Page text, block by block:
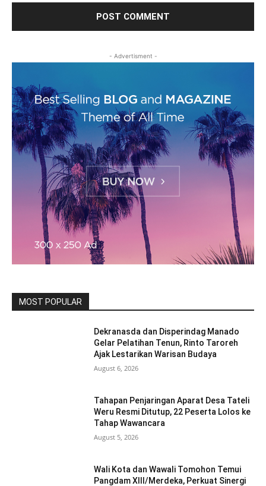
- Advertisment -
MOST POPULAR
Dekranasda dan Disperindag Manado
Gelar Pelatihan Tenun, Rinto Taroreh
Ajak Lestarikan Warisan Budaya
August 6, 2026
Tahapan Penjaringan Aparat Desa Tateli
Weru Resmi Ditutup, 22 Peserta Lolos ke
Tahap Wawancara
August 5, 2026
Wali Kota dan Wawali Tomohon Temui
Pangdam XIII/Merdeka, Perkuat Sinergi